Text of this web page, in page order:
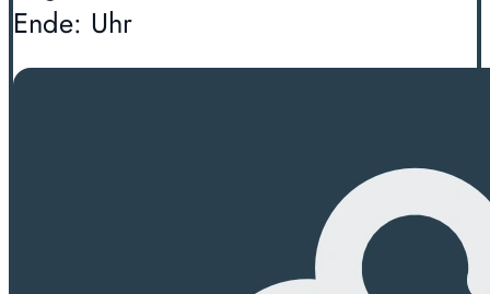
Ende: Uhr